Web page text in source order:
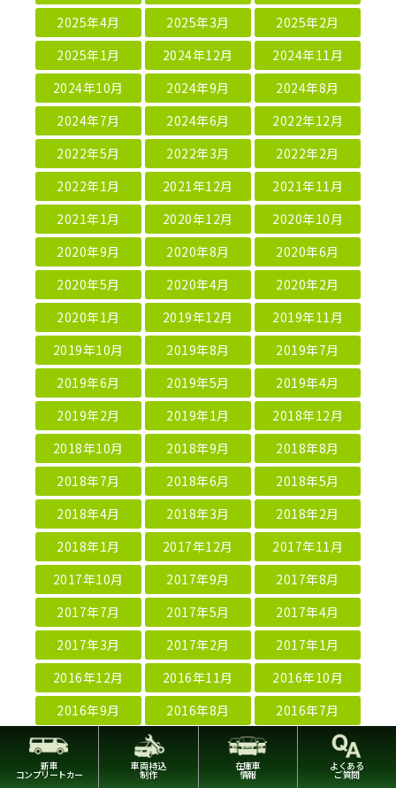
2025年4月
2025年3月
2025年2月
2025年1月
2024年12月
2024年11月
2024年10月
2024年9月
2024年8月
2024年7月
2024年6月
2022年12月
2022年5月
2022年3月
2022年2月
2022年1月
2021年12月
2021年11月
2021年1月
2020年12月
2020年10月
2020年9月
2020年8月
2020年6月
2020年5月
2020年4月
2020年2月
2020年1月
2019年12月
2019年11月
2019年10月
2019年8月
2019年7月
2019年6月
2019年5月
2019年4月
2019年2月
2019年1月
2018年12月
2018年10月
2018年9月
2018年8月
2018年7月
2018年6月
2018年5月
2018年4月
2018年3月
2018年2月
2018年1月
2017年12月
2017年11月
2017年10月
2017年9月
2017年8月
2017年7月
2017年5月
2017年4月
2017年3月
2017年2月
2017年1月
2016年12月
2016年11月
2016年10月
2016年9月
2016年8月
2016年7月
2016年6月
2016年5月
2016年4月
2016年2月
2016年1月 2015年12月
新車
コンプリートカー
車両持込
制作
在庫車
情報
よくある
ご質問